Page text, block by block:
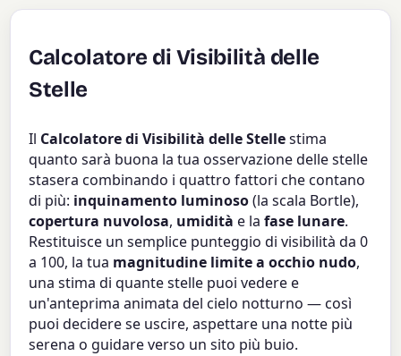
Calcolatore di Visibilità delle
Stelle
Il Calcolatore di Visibilità delle Stellestima
quanto sarà buona la tua osservazione delle stelle
stasera combinando i quattro fattori che contano
di più: inquinamento luminoso(la scala Bortle),
copertura nuvolosa, umidità e lafase lunare.
Restituisce un semplice punteggio di visibilità da 0
a 100, la tua magnitudine limite a occhio nudo,
una stima di quante stelle puoi vedere e
un'anteprima animata del cielo notturno — così
puoi decidere se uscire, aspettare una notte più
serena o guidare verso un sito più buio.